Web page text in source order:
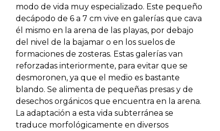
modo de vida muy especializado. Este pequeño
decápodo de 6 a 7 cm vive en galerías que cava
él mismo en la arena de las playas, por debajo
del nivel de la bajamar o en los suelos de
formaciones de zosteras. Estas galerías van
reforzadas interiormente, para evitar que se
desmoronen, ya que el medio es bastante
blando. Se alimenta de pequeñas presas y de
desechos orgánicos que encuentra en la arena.
La adaptación a esta vida subterránea se
traduce morfológicamente en diversos